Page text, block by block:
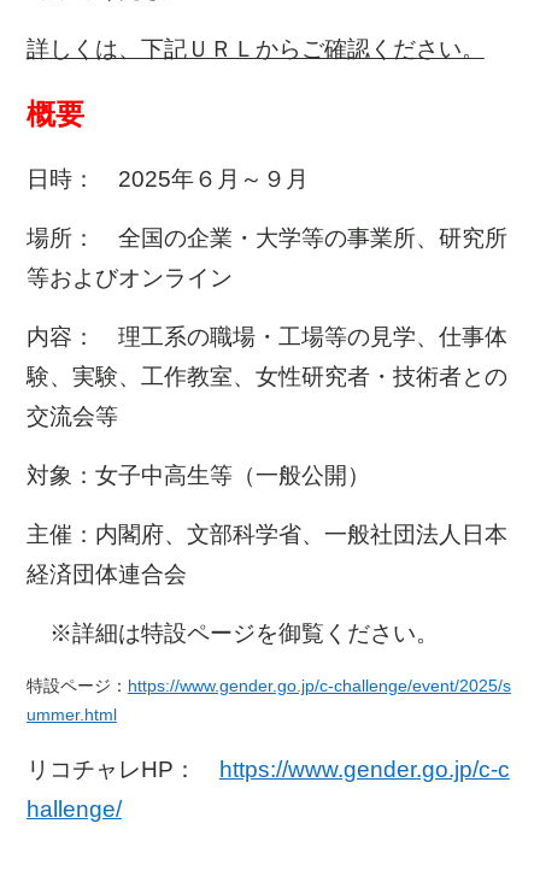
詳しくは、下記ＵＲＬからご確認ください。
概要
日時： 2025年６月～９月
場所： 全国の企業・大学等の事業所、研究所
等およびオンライン
内容： 理工系の職場・工場等の見学、仕事体
験、実験、工作教室、女性研究者・技術者との
交流会等
対象：女子中高生等（一般公開）
主催：内閣府、文部科学省、一般社団法人日本
経済団体連合会
※詳細は特設ページを御覧ください。
特設ページ： https://www.gender.go.jp/c-challenge/event/2025/s
ummer.html
リコチャレHP：
https://www.gender.go.jp/c-c
hallenge/